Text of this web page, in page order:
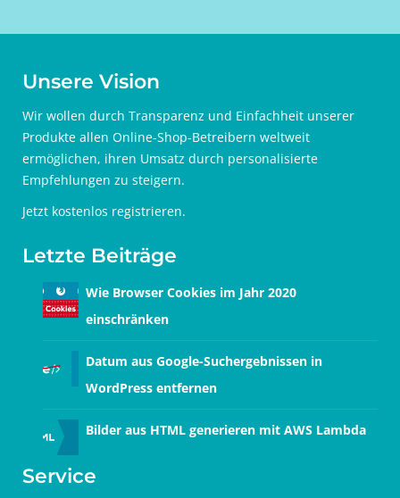
Unsere Vision
Wir wollen durch Transparenz und Einfachheit unserer
Produkte allen Online-Shop-Betreibern weltweit
ermöglichen, ihren Umsatz durch personalisierte
Empfehlungen zu steigern.
Jetzt kostenlos registrieren.
Letzte Beiträge
Wie Browser Cookies im Jahr 2020
einschränken
Datum aus Google-Suchergebnissen in
WordPress entfernen
Bilder aus HTML generieren mit AWS Lambda
Service